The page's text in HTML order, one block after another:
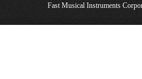
Fast Musical Instruments